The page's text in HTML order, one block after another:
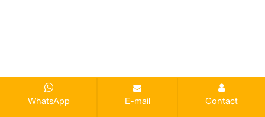
WhatsApp E-mail Contact